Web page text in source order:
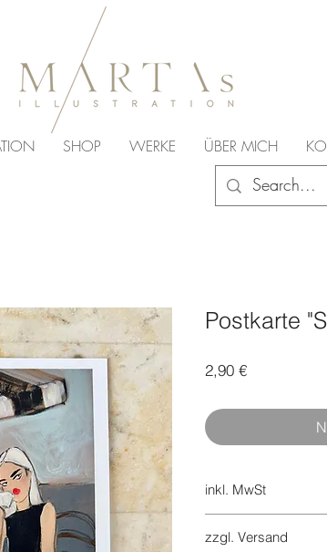
SHOP WERKE ÜBER MICH
Postkarte
2,90 €Preis
inkl. MwSt
zzgl. Versand